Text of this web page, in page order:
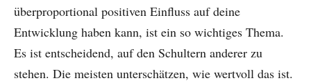
überproportional positiven Einfluss auf deine
Entwicklung haben kann, ist ein so wichtiges Thema.
Es ist entscheidend, auf den Schultern anderer zu
stehen. Die meisten unterschätzen, wie wertvoll das ist.